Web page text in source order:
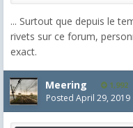
... Surtout que depuis le
rivets sur ce forum,
exact.
Meering 1,992
Posted April 29, 2019